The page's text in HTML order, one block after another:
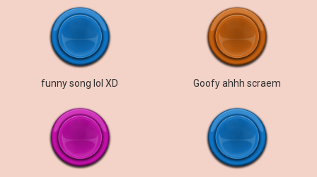
funny song lol XD Goofy ahhh scraem